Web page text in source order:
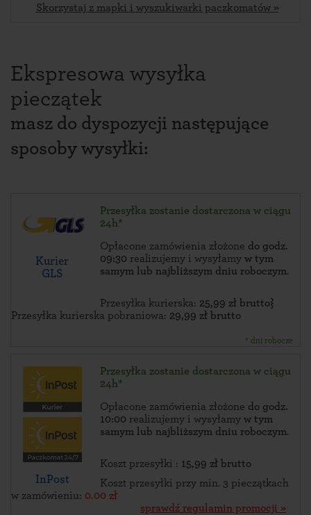
Skorzystaj z mapki i wyszukiwarki paczkomatów »
Ekspresowa wysyłka
pieczątek
masz do dyspozycji następujące
sposoby wysyłki:
Kurier
GLS
Przesyłka zostanie dostarczona w ciągu
24h*
Opłacone zamówienia złożone do godz.
09:30 realizujemy i wysyłamy w tym
samym lub najbliższym dniu roboczym.
Przesyłka kurierska: 25,99 zł brutto}
Przesyłka kurierska pobraniowa: 29,99 zł brutto
* dni robocze
InPost
Przesyłka zostanie dostarczona w ciągu
24h*
Opłacone zamówienia złożone do godz.
10:00 realizujemy i wysyłamy w tym
samym lub najbliższym dniu roboczym.
Koszt przesyłki : 15,99 zł brutto
Koszt przesyłki przy min. 3 pieczątkach
w zamówieniu: 0.00 zł
sprawdź regulamin promocji »